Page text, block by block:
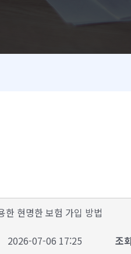
한 현명한 보험 가입 방법
2026-07-06 17:25 조회